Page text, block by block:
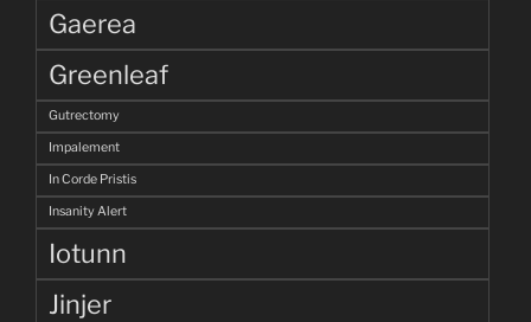
Gaerea
Greenleaf
Gutrectomy
Impalement
In Corde Pristis
Insanity Alert
Iotunn
Jinjer